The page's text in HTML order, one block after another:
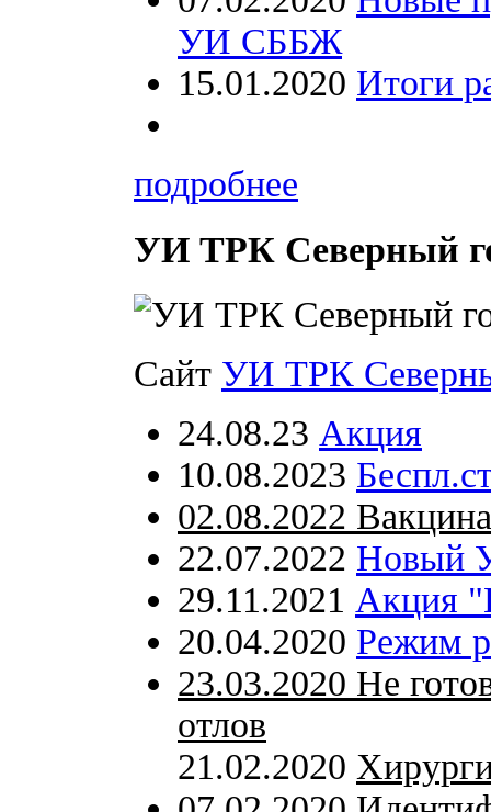
УИ СББЖ
15.01.2020 Итоги
подробнее
УИ ТРК Северный
Сайт УИ ТРК
24.08.23 Акция
10.08.2023
02.08.2022
22.07.2022 Новый
29.11.2021 Акция
20.04.2020 Режим
23.03.2020 Не
отлов
21.02.2020